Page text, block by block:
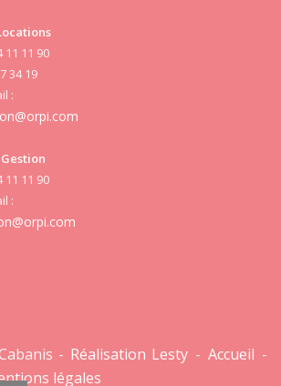
11 11 90
34 19
:
11 11 90
:
- Réalisation Lesty - Accueil -
légales